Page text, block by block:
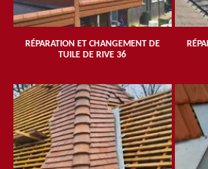
RÉPARATION ET CHANGEMENT DE
TUILE DE RIVE 36